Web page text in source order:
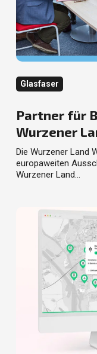
GlasfaserKategorie
Partner für
Wurzener
Die Wurzener Land
europaweiten
Wurzener Land…